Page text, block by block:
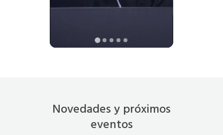
Novedades y próximos
eventos